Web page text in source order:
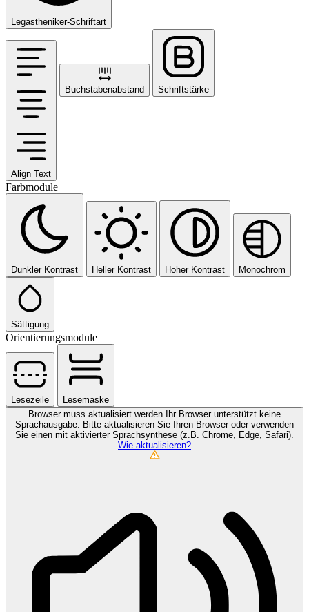
Legastheniker-Schriftart
Align Text
Buchstabenabstand Schriftstärke
Farbmodule
Dunkler Kontrast Heller Kontrast Hoher Kontrast Monochrom
Sättigung
Orientierungsmodule
Lesezeile
Lesemaske
Browser muss aktualisiert werden
Ihr Browser unterstützt keine
Sprachausgabe. Bitte aktualisieren Sie Ihren Browser oder verwenden
Sie einen mit aktivierter Sprachsynthese (z.B. Chrome, Edge, Safari).
Wie aktualisieren?